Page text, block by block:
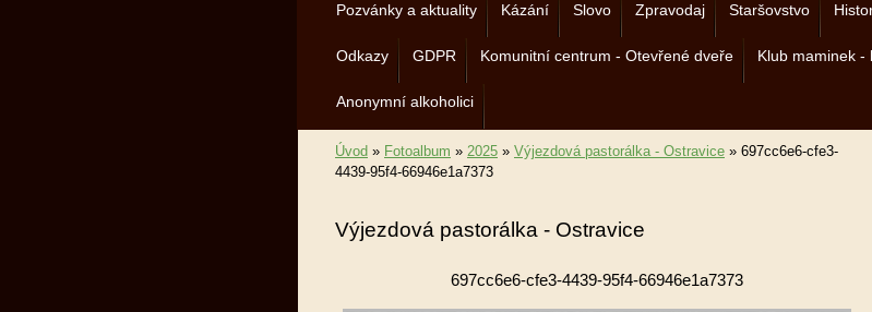
Pozvánky a aktuality Kázání Slovo Zpravodaj Staršovstvo
Odkazy GDPR Komunitní centrum - Otevřené dveře Klub maminek -
Anonymní alkoholici
Úvod » Fotoalbum » 2025 » Výjezdová pastorálka - Ostravice » 697cc6e6-cfe3-
4439-95f4-66946e1a7373
Výjezdová pastorálka - Ostravice
697cc6e6-cfe3-4439-95f4-66946e1a7373